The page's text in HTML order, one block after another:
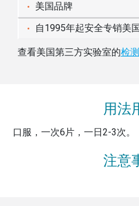
美国品牌
自1995年起安全专销美
查看美国第三方实验室的检
用法
口服，一次6片，一日2-3次。
注意